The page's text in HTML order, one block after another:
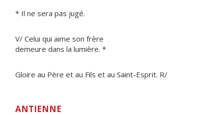
* Il ne sera pas jugé.
V/ Celui qui aime son frère
demeure dans la lumière. *
Gloire au Père et au Fils et au Saint-Esprit. R/
ANTIENNE